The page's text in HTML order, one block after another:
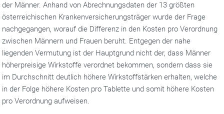
der Männer. Anhand von Abrechnungsdaten der 13 größten
österreichischen Krankenversicherungsträger wurde der Frage
nachgegangen, worauf die Differenz in den Kosten pro Verordnung
zwischen Männern und Frauen beruht. Entgegen der nahe
liegenden Vermutung ist der Hauptgrund nicht der, dass Männer
höherpreisige Wirkstoffe verordnet bekommen, sondern dass sie
im Durchschnitt deutlich höhere Wirkstoffstärken erhalten, welche
in der Folge höhere Kosten pro Tablette und somit höhere Kosten
pro Verordnung aufweisen.